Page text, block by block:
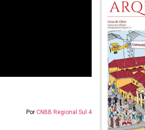
Por CNBB Regional Sul 4